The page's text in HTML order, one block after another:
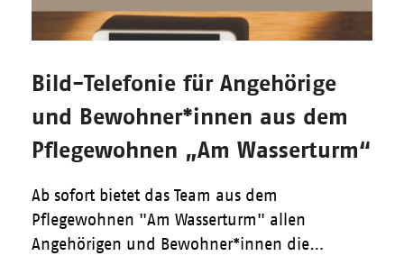
Bild-Telefonie für Angehörige
und Bewohner*innen aus dem
Pflegewohnen „Am Wasserturm“
Ab sofort bietet das Team aus dem
Pflegewohnen "Am Wasserturm" allen
Angehörigen und Bewohner*innen die…